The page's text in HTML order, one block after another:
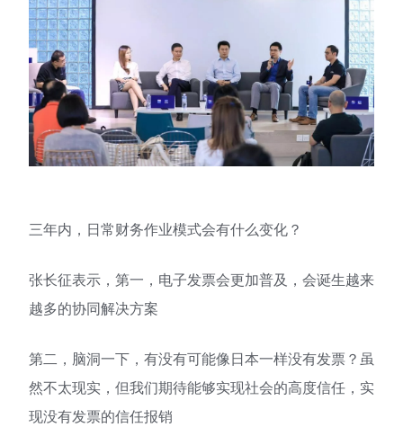
三年内，日常财务作业模式会有什么变化？
张长征表示，第一，电子发票会更加普及，会诞生越来
越多的协同解决方案
第二，脑洞一下，有没有可能像日本一样没有发票？虽
然不太现实，但我们期待能够实现社会的高度信任，实
现没有发票的信任报销